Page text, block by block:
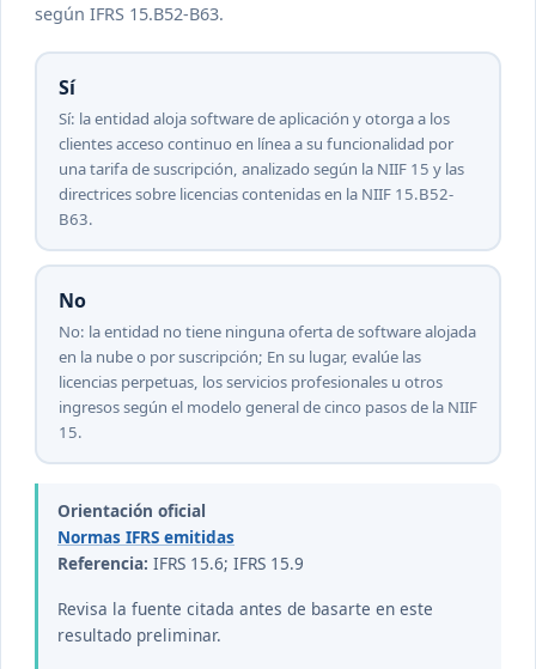
según IFRS 15.B52-B63.
Sí
Sí: la entidad aloja software de aplicación y otorga a los
clientes acceso continuo en línea a su funcionalidad por
una tarifa de suscripción, analizado según la NIIF 15 y las
directrices sobre licencias contenidas en la NIIF 15.B52-
B63.
No
No: la entidad no tiene ninguna oferta de software alojada
en la nube o por suscripción; En su lugar, evalúe las
licencias perpetuas, los servicios profesionales u otros
ingresos según el modelo general de cinco pasos de la NIIF
15.
Orientación oficial
Normas IFRS emitidas
Referencia: IFRS 15.6; IFRS 15.9
Revisa la fuente citada antes de basarte en este
resultado preliminar.